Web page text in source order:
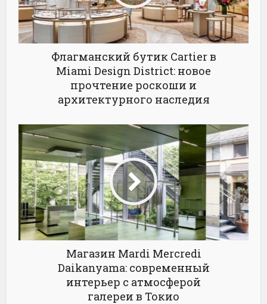
Флагманский бутик Cartier в
Miami Design District: новое
прочтение роскоши и
архитектурного наследия
Магазин Mardi Mercredi
Daikanyama: современный
интерьер с атмосферой
галереи в Токио